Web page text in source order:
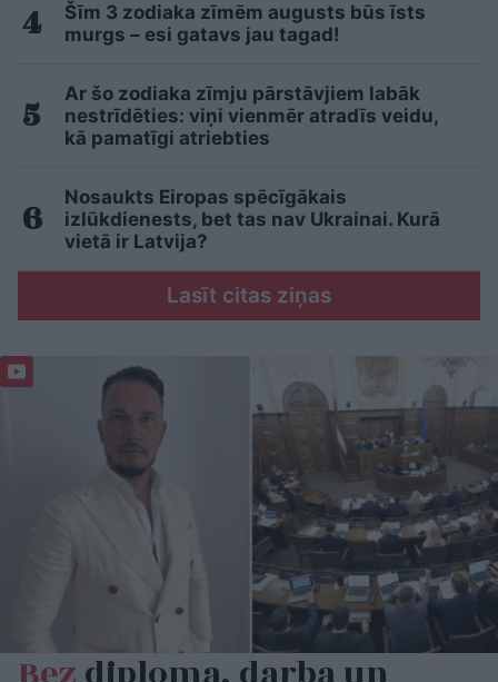
Šīm 3 zodiaka zīmēm augusts būs īsts
murgs – esi gatavs jau tagad!
Ar šo zodiaka zīmju pārstāvjiem labāk
nestrīdēties: viņi vienmēr atradīs veidu,
kā pamatīgi atriebties
Nosaukts Eiropas spēcīgākais
izlūkdienests, bet tas nav Ukrainai. Kurā
vietā ir Latvija?
Lasīt citas ziņas